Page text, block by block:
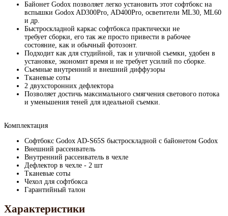
Байонет Godox позволяет легко установить этот софтбокс на
вспышки Godox AD300Pro, AD400Pro, осветители ML30, ML60
и др.
Быстроскладной каркас софтбокса практически не
требует сборки, его так же просто привести в рабочее
состояние, как и обычный фотозонт.
Подходит как для студийной, так и уличной съемки, удобен в
установке, экономит время и не требует усилий по сборке.
Съемные внутренний и внешний диффузоры
Тканевые соты
2 двухсторонних дефлектора
Позволяет достичь максимального смягчения светового потока
и уменьшения теней для идеальной съемки.
Комплектация
Софтбокс Godox AD-S65S быстроскладной с байонетом Godox
Внешний рассеиватель
Внутренний рассеиватель в чехле
Дефлектор в чехле - 2 шт
Тканевые соты
Чехол для софтбокса
Гарантийный талон
Характеристики